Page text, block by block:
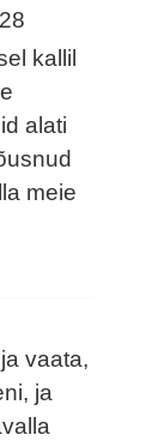
kallil
alati
meie
vaata,
ja